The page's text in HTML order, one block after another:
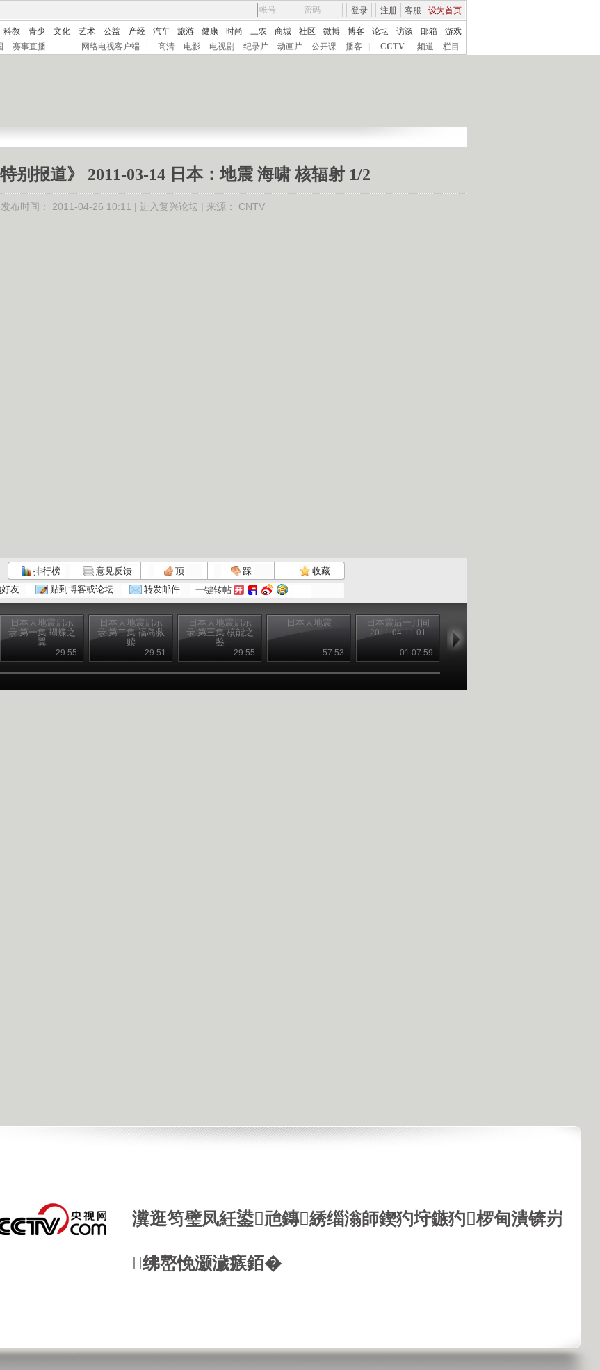
客服 设为首页
登录 注册
科教 青少 文化 艺术 公益 产经 汽车 旅游 健康 时尚 三农 商城 社区 微博 博客 论坛 访谈 邮箱
游戏
赛事直播 网络电视客户端 高清 电影 电视剧 纪录片 动画片 公开课 播客 CCTV 频道 栏目
瀵逛笉璧凤紝鍙兘鏄綉缁滃師鍥犳垨鏃犳椤甸潰锛岃
绋嶅悗灏濊瘯銆�
别报道》 2011-03-14 日本：地震 海啸 核辐射 1/2
发布时间： 2011-04-26 10:11 | 进入复兴论坛 | 来源： CNTV
排行榜 意见反馈 顶 踩
收藏
好友 贴到博客或论坛 转发邮件 一键转帖
日本大地震启示
录 第一集 蝴蝶之
翼
29:55
日本大地震启示
录 第二集 福岛救
赎
29:51
日本大地震启示
录 第三集 核能之
鉴
29:55
日本大地震
57:53
日本震后一月间
2011-04-11 01
01:07:59
2011-04-11 02